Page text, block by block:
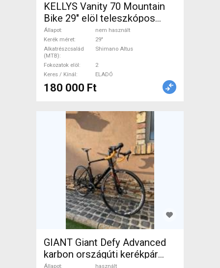
KELLYS Vanity 70 Mountain
Bike 29" elöl teleszkópos
Shimano Altus nem használt
ELADÓ
Állapot
nem használt
Kerék méret
29"
Alkatrészcsalád
(MTB)
Shimano Altus
Fokozatok elöl
2
Keres / Kínál
ELADÓ
180 000 Ft
GIANT Giant Defy Advanced
karbon országúti kerékpár
Állapot
használt